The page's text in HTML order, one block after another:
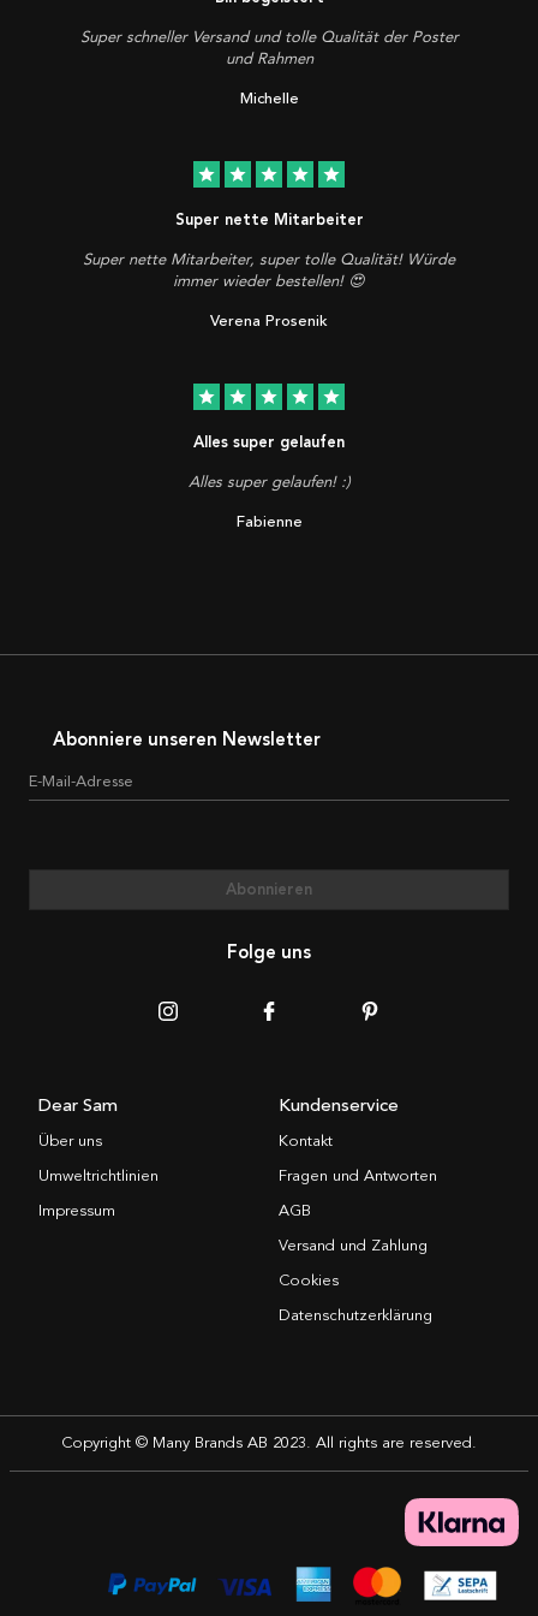
Super schneller Versand und tolle Qualität der Poster
und Rahmen
Michelle
star star star star star
Super nette Mitarbeiter
Super nette Mitarbeiter, super tolle Qualität! Würde
immer wieder bestellen! 😍
Verena Prosenik
star star star star star
Alles super gelaufen
Alles super gelaufen! :)
Fabienne
Abonniere unseren Newsletter
E-Mail-Adresse
Abonnieren
Folge uns
Dear Sam
Über uns
Umweltrichtlinien
Impressum
Kundenservice
Kontakt
Fragen und Antworten
AGB
Versand und Zahlung
Cookies
Datenschutzerklärung
Copyright © Many Brands AB 2023. All rights are reserved.